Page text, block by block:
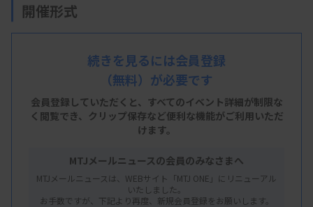
開催形式
現地開催
会 場
愛知県がんセンター 国際交流センター メインホ
続きを見るには会員登録
（無料）が必要です
会員登録していただくと、すべてのイベント詳細が制限な
く閲覧でき、 クリップ保存など便利な機能がご利用いただ
けます。
MTJメールニュースの会員のみなさまへ
MTJメールニュースは、WEBサイト「MTJ ONE」にリニューアル
いたしました。
お手数ですが、下記より再度、新規会員登録をお願いします。